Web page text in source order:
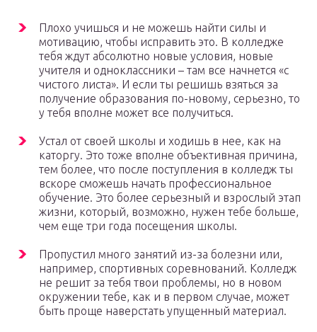
Плохо учишься и не можешь найти силы и
мотивацию, чтобы исправить это. В колледже
тебя ждут абсолютно новые условия, новые
учителя и одноклассники – там все начнется «с
чистого листа». И если ты решишь взяться за
получение образования по-новому, серьезно, то
у тебя вполне может все получиться.
Устал от своей школы и ходишь в нее, как на
каторгу. Это тоже вполне объективная причина,
тем более, что после поступления в колледж ты
вскоре сможешь начать профессиональное
обучение. Это более серьезный и взрослый этап
жизни, который, возможно, нужен тебе больше,
чем еще три года посещения школы.
Пропустил много занятий из-за болезни или,
например, спортивных соревнований. Колледж
не решит за тебя твои проблемы, но в новом
окружении тебе, как и в первом случае, может
быть проще наверстать упущенный материал.